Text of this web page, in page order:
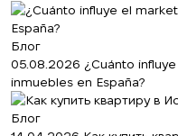
Блог
05.08.2026 ¿Cuánto
inmuebles en España?
Блог